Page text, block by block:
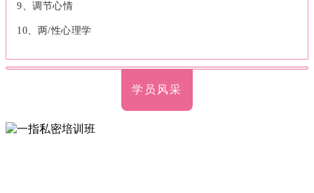
9、调节心情
10、两/性心理学
学员风采